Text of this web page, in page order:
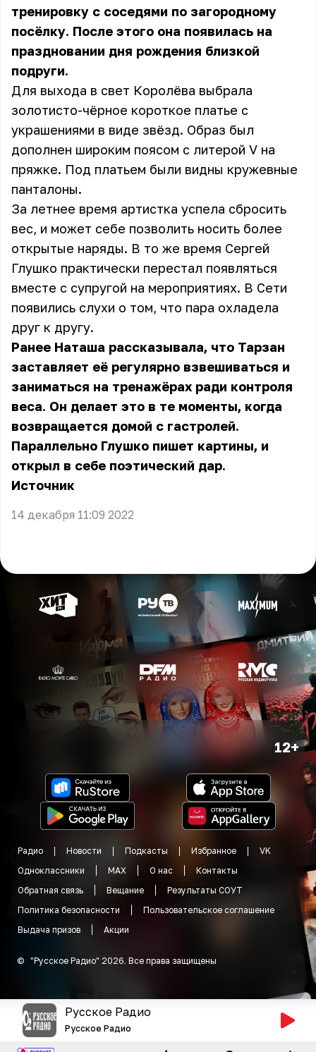
тренировку с соседями по загородному
посёлку. После этого она появилась на
праздновании дня рождения близкой
подруги.
Для выхода в свет Королёва выбрала
золотисто-чёрное короткое платье с
украшениями в виде звёзд. Образ был
дополнен широким поясом с литерой V на
пряжке. Под платьем были видны кружевные
панталоны.
За летнее время артистка успела сбросить
вес, и может себе позволить носить более
открытые наряды. В то же время Сергей
Глушко практически перестал появляться
вместе с супругой на мероприятиях. В Сети
появились слухи о том, что пара охладела
друг к другу.
Ранее Наташа рассказывала, что Тарзан
заставляет её регулярно взвешиваться и
заниматься на тренажёрах ради контроля
веса. Он делает это в те моменты, когда
возвращается домой с гастролей.
Параллельно Глушко пишет картины, и
открыл в себе поэтический дар.
Источник
14 декабря 11:09 2022
12+
Радио Новости Подкасты Избранное
VK
Одноклассники
MAX О нас
Контакты
Обратная связь
Вещание
Результаты СОУТ
Политика безопасности
Пользовательское соглашение
Выдача призов
Акции
© "Русское Радио" 2026. Все права защищены
Русское Радио
Русское Радио